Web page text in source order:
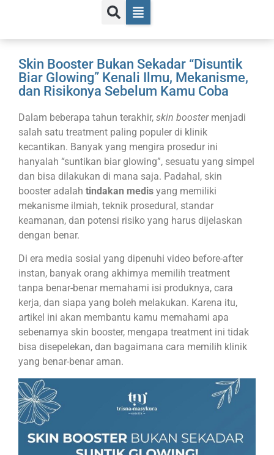
Skin Booster Bukan Sekadar “Disuntik
Biar Glowing” Kenali Ilmu, Mekanisme,
dan Risikonya Sebelum Kamu Coba
Dalam beberapa tahun terakhir, skin boostermenjadi
salah satu treatment paling populer di klinik
kecantikan. Banyak yang mengira prosedur ini
hanyalah “suntikan biar glowing”, sesuatu yang simpel
dan bisa dilakukan di mana saja. Padahal, skin
booster adalah tindakan medis yang memiliki
mekanisme ilmiah, teknik prosedural, standar
keamanan, dan potensi risiko yang harus dijelaskan
dengan benar.
Di era media sosial yang dipenuhi video before-after
instan, banyak orang akhirnya memilih treatment
tanpa benar-benar memahami isi produknya, cara
kerja, dan siapa yang boleh melakukan. Karena itu,
artikel ini akan membantu kamu memahami apa
sebenarnya skin booster, mengapa treatment ini tidak
bisa disepelekan, dan bagaimana cara memilih klinik
yang benar-benar aman.